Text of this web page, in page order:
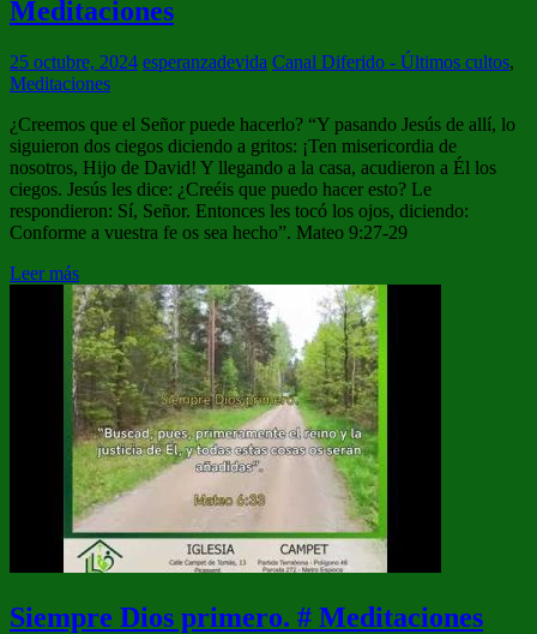
Meditaciones
25 octubre, 2024 esperanzadevida Canal Diferido - Últimos cultos,
Meditaciones
¿Creemos que el Señor puede hacerlo? “Y pasando Jesús de allí, lo
siguieron dos ciegos diciendo a gritos: ¡Ten misericordia de
nosotros, Hijo de David! Y llegando a la casa, acudieron a Él los
ciegos. Jesús les dice: ¿Creéis que puedo hacer esto? Le
respondieron: Sí, Señor. Entonces les tocó los ojos, diciendo:
Conforme a vuestra fe os sea hecho”. Mateo 9:27-29
Leer más
Siempre Dios primero. # Meditaciones